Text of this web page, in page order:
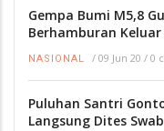
Gempa Bumi M5,8
Berhamburan Keluar
NASIONAL / 09 Jun 20 / 0
Puluhan Santri
Langsung Dites Swab